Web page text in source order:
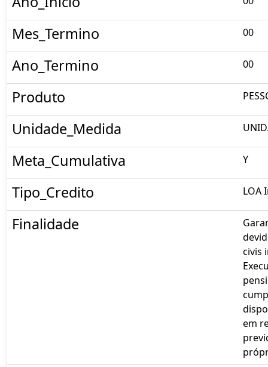
Mes_Termino 00
Ano_Termino 00
Produto
Unidade_Medida
Meta_Cumulativa Y
Tipo_Credito LOA
Finalidade
civis
em